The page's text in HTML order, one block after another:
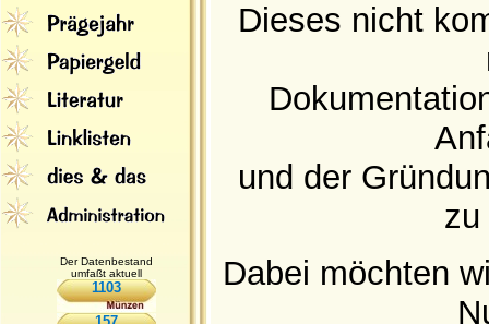
Der Datenbestand
umfaßt aktuell
1103
Dieses nicht
und der
zu
Dabei möchten